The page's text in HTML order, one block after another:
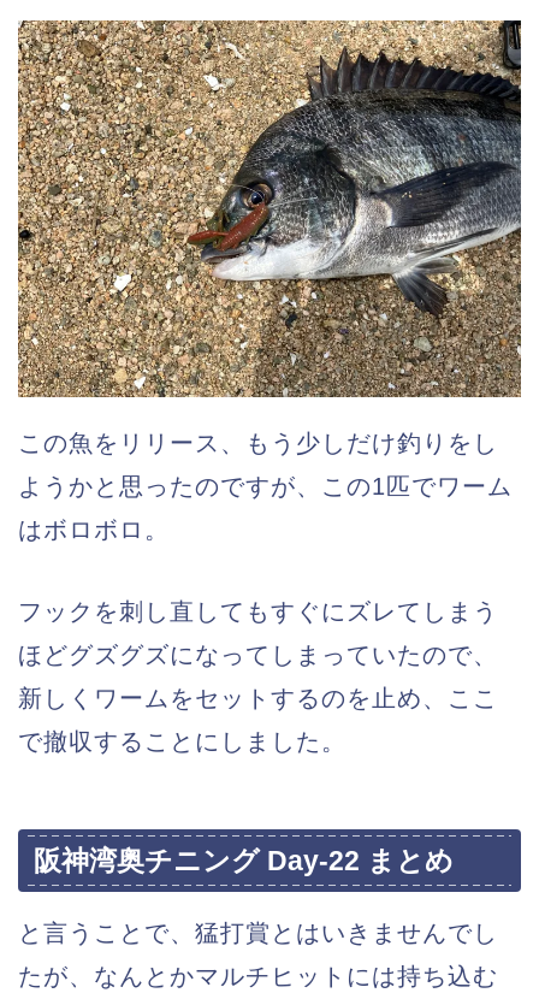
この魚をリリース、もう少しだけ釣りをし
ようかと思ったのですが、この1匹でワーム
はボロボロ。
フックを刺し直してもすぐにズレてしまう
ほどグズグズになってしまっていたので、
新しくワームをセットするのを止め、ここ
で撤収することにしました。
阪神湾奥チニング Day-22 まとめ
と言うことで、猛打賞とはいきませんでし
たが、なんとかマルチヒットには持ち込む